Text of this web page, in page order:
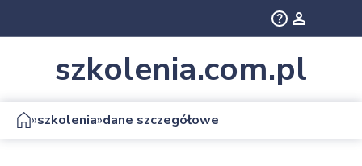
szkolenia.com.pl
»szkolenia»dane szczegółowe